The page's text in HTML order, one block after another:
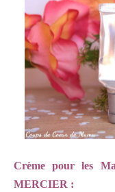
Crème pour les
MERCIER :